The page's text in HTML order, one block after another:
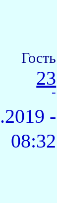
Гость
23
-
-
08:32